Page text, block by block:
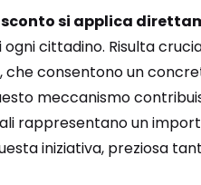
sconto si applica
cittadino. Risulta
che consentono un
meccanismo
rappresentano un
iniziativa, preziosa